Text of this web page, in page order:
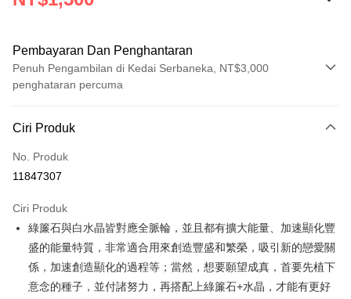
Pembayaran Dan Penghantaran
Penuh Pengambilan di Kedai Serbaneka, NT$3,000
penghataran percuma
Kad Kredit (Bayaran Penuh)
Pengambilan di Kedai Serbaneka
Apple Pay
JKOPAY
Easy Wallet
Ciri Produk
No. Produk
11847307
Ciri Produk
綠簾石與白水晶皆對應全脈輪，並且都有擴大能量、加速顯化豐
盛的能量特質，非常適合用來創造豐盛和繁榮，吸引新的戀愛關
係，加速創造顯化的過程等；當然，想要願望成真，首要先植下
意念的種子，並付諸努力，再搭配上綠簾石+水晶，才能有更好